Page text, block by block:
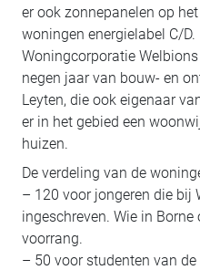
er ook zonnepanelen op
woningen energielabel C/D.
Woningcorporatie
negen jaar van bouw- en
Leyten, die ook eigenaar
er in het gebied een
huizen.
De verdeling van de
– 120 voor jongeren die bij
ingeschreven. Wie in
voorrang.
– 50 voor studenten van